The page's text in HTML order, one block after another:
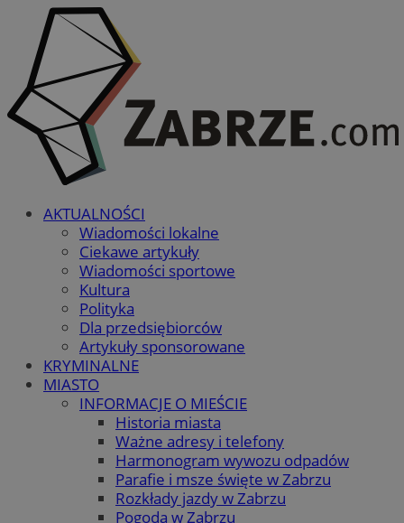
AKTUALNOŚCI
Wiadomości lokalne
Ciekawe artykuły
Wiadomości sportowe
Kultura
Polityka
Dla przedsiębiorców
Artykuły sponsorowane
KRYMINALNE
MIASTO
INFORMACJE O MIEŚCIE
Historia miasta
Ważne adresy i telefony
Harmonogram wywozu odpadów
Parafie i msze święte w Zabrzu
Rozkłady jazdy w Zabrzu
Pogoda w Zabrzu